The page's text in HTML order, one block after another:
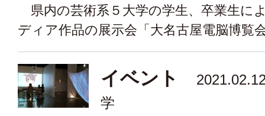
県内の芸術系５大学の学生、卒業生に
ディア作品の展示会「大名古屋電脳博覧
イベント
学